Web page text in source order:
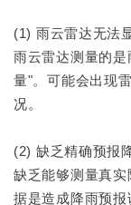
(1) 雨云雷达无法
雨云雷达测量的
量"。可能会出现
况。
(2) 缺乏精确预报
缺乏能够测量真
据是造成降雨预报